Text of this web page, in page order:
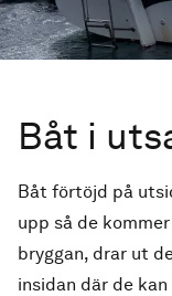
Båt i
Båt förtöjd på
upp så de
bryggan, drar ut
insidan där de